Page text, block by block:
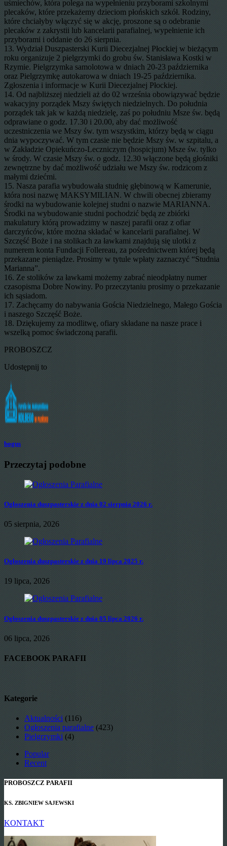
uśmiechów, która polega na wypełnieniu przyborami szkolnymi
plecaków, które przekażemy dzieciom płońskich szkół. Rodziny,
które chciałyby włączyć się w akcję, proszone są o odebranie
plecaków z zakrystii lub kancelarii parafialnej, wypełnienie ich
przyborami i oddanie do 26 sierpnia.
13. Wydział Duszpasterski Kurii Diecezjalnej Płockiej w bieżącym
roku organizuje 2 pielgrzymki do grobu św. Stanisława Kostki w
Rzymie. Pielgrzymka samolotowa w dniach 20-23 października
oraz Pielgrzymkę autokarowa w dniach 19-25 października.
Zgłoszenia i informacje w Kurii Diecezjalnej Płockiej.
14. Od najbliższej niedzieli aż do 02 września obowiązywać będzie
wakacyjny porządek Mszy świętych niedzielnych. Do południa
porządek tak jak w każdą niedzielę, zaś po południu Msze św. będą
odprawiane o godz. 17.30 i 20.00, aby dać możliwość
uczestniczenia we Mszy św. tym wszystkim, którzy będą w ciągu
dnia wypoczywać. W tym czasie nie będzie Mszy św. w szpitalu, a
w Zakładzie Opiekuńczo-Leczniczym (hospicjum) Msze św. tylko
w środy. W czasie Mszy św. o godz. 12.30 włączone będą głośniki
zewnętrzne by dać możliwość udziału we Mszy św. rodzicom z
małymi dziećmi.
15. Nasza parafia wybudowała studnię głębinową w Kamerunie,
która nosi nazwę MAKSYMILIAN. W chwili obecnej zbieramy
środki na wybudowanie kolejnej studni o nazwie MARIANNA.
Środki na wybudowanie studni pochodzić będą ze zbiórki
makulatury którą prowadzimy w naszej parafii oraz z ofiar
darczyńców, które można składać w kancelarii parafialnej. W
Szczęść Boże i na stolikach za ławkami znajdują się ulotki z
numerem konta Fundacji Follereau, za pośrednictwem której będą
przekazane pieniądze. Prosimy w tytule wpłaty zaznaczyć “Studnia
Marianna”.
16. Ze stolików za ławkami możemy zabrać nieodpłatny numer
czasopisma Dobre Nowiny. Po przeczytaniu prosimy o przekazanie
ich sąsiadom.
17. Zachęcamy do nabywania Gościa Niedzielnego, Małego Gościa
i naszego Szczęść Boże.
18. Dziękujemy za modlitwę, ofiary składane na nasze prace i
wszelką pomoc świadczoną parafii.
PROBOSZCZ
Udostępnij to
bogus
Przeczytaj podobne
Ogłoszenia duszpasterskie z dnia 02 sierpnia 2026 r.
05 sierpnia, 2026
Ogłoszenia duszpasterskie z dnia 19 lipca 2025 r.
19 lipca, 2026
Ogłoszenia duszpasterskie z dnia 05 lipca 2026 r.
06 lipca, 2026
FACEBOOK PARAFII
Kategorie
Aktualności (116)
Ogłoszenia parafialne (423)
Pielgrzymki (4)
Popular
Recent
PROBOSZCZ PARAFII
KS. ZBIGNIEW SAJEWSKI
KONTAKT